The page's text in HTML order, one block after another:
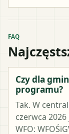
FAQ
Czy dla
programu?
Tak. W
czerwca
WFO: